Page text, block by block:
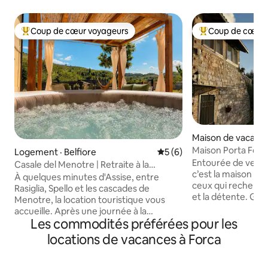
Coup de cœur voyageurs parmi les plus aimés
Coup de cœur voyageurs
Logement · Belfiore Note moyenne de 5 sur 5,
5 (6)
Casale del Menotre | Retraite à la
campagne en Ombrie
À quelques minutes d'Assise, entre
Rasiglia, Spello et les cascades de
Menotre, la location touristique vous
accueille. Après une journée à la
découverte de l'Ombrie, détendez-vous
simplement dans l'hydromassage, le
hamac, les chaises longues et l'espace
Coup de cœur
Coup de cœur
Maison de
Maison Porta
panoramique.
Entourée de
c’est la maison
ceux qui
et la détente.
le souffle et
exploiter. Datant
restaurée, elle
Les commodités préférées pour les
locations de vacances à Forca